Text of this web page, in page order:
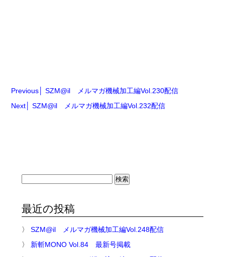
Previous
SZM@il メルマガ機械加工編Vol.230配信
Next
SZM@il メルマガ機械加工編Vol.232配信
最近の投稿
SZM@il メルマガ機械加工編Vol.248配信
新斬MONO Vol.84 最新号掲載